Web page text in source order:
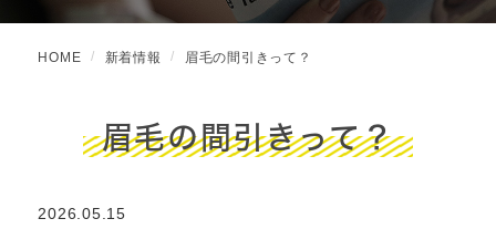
HOME 新着情報 眉毛の間引きって？
眉毛の間引きって？
2026.05.15